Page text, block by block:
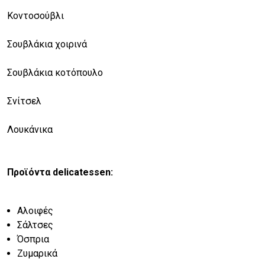
Κοντοσούβλι
Σουβλάκια χοιρινά
Σουβλάκια κοτόπουλο
Σνίτσελ
Λουκάνικα
Προϊόντα delicatessen:
Αλοιφές
Σάλτσες
Όσπρια
Ζυμαρικά